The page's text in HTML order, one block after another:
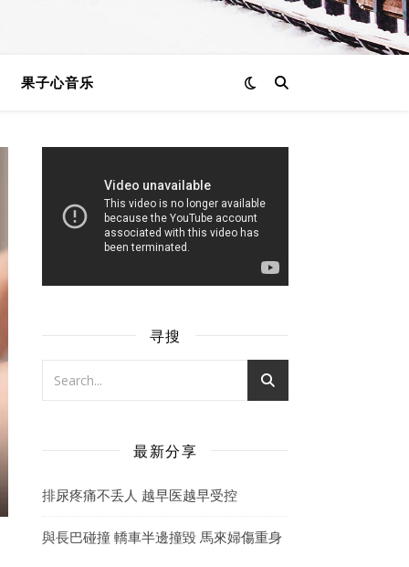
果子心音乐
寻搜
最新分享
排尿疼痛不丢人 越早医越早受控
與長巴碰撞 轎車半邊撞毀 馬來婦傷重身